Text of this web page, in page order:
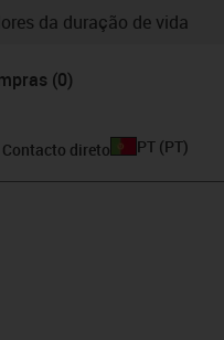
da duração de vida
(0)
Contacto direto PT (PT)